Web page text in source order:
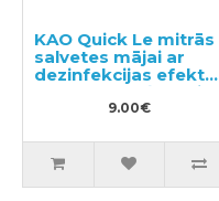
KAO Quick Le mitrās
salvetes mājai ar
dezinfekcijas efektu,
ar smalku zaļās tējas
aromātu 20gab
9.00€